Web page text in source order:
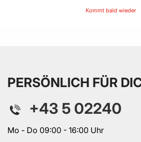
Kommt bald wieder
PERSÖNLICH FÜR
+43 5 02240
Mo - Do 09:00 - 16:00 Uhr